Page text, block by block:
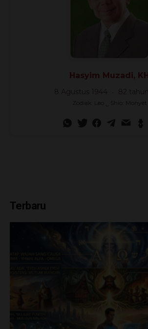
Hasyim Muzadi, KH
8 Agustus 1944 82 tahun
Zodiak: Leo ‿ Shio: Monyet
Terbaru